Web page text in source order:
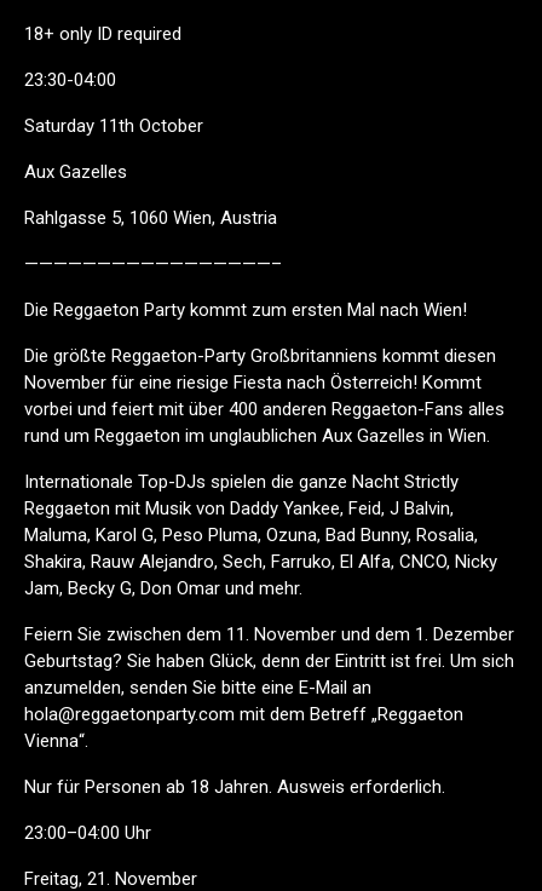
18+ only ID required
23:30-04:00
Saturday 11th October
Aux Gazelles
Rahlgasse 5, 1060 Wien, Austria
—————————————————–
Die Reggaeton Party kommt zum ersten Mal nach Wien!
Die größte Reggaeton-Party Großbritanniens kommt diesen
November für eine riesige Fiesta nach Österreich! Kommt
vorbei und feiert mit über 400 anderen Reggaeton-Fans alles
rund um Reggaeton im unglaublichen Aux Gazelles in Wien.
Internationale Top-DJs spielen die ganze Nacht Strictly
Reggaeton mit Musik von Daddy Yankee, Feid, J Balvin,
Maluma, Karol G, Peso Pluma, Ozuna, Bad Bunny, Rosalia,
Shakira, Rauw Alejandro, Sech, Farruko, El Alfa, CNCO, Nicky
Jam, Becky G, Don Omar und mehr.
Feiern Sie zwischen dem 11. November und dem 1. Dezember
Geburtstag? Sie haben Glück, denn der Eintritt ist frei. Um sich
anzumelden, senden Sie bitte eine E-Mail an
hola@reggaetonparty.com mit dem Betreff „Reggaeton
Vienna“.
Nur für Personen ab 18 Jahren. Ausweis erforderlich.
23:00–04:00 Uhr
Freitag, 21. November